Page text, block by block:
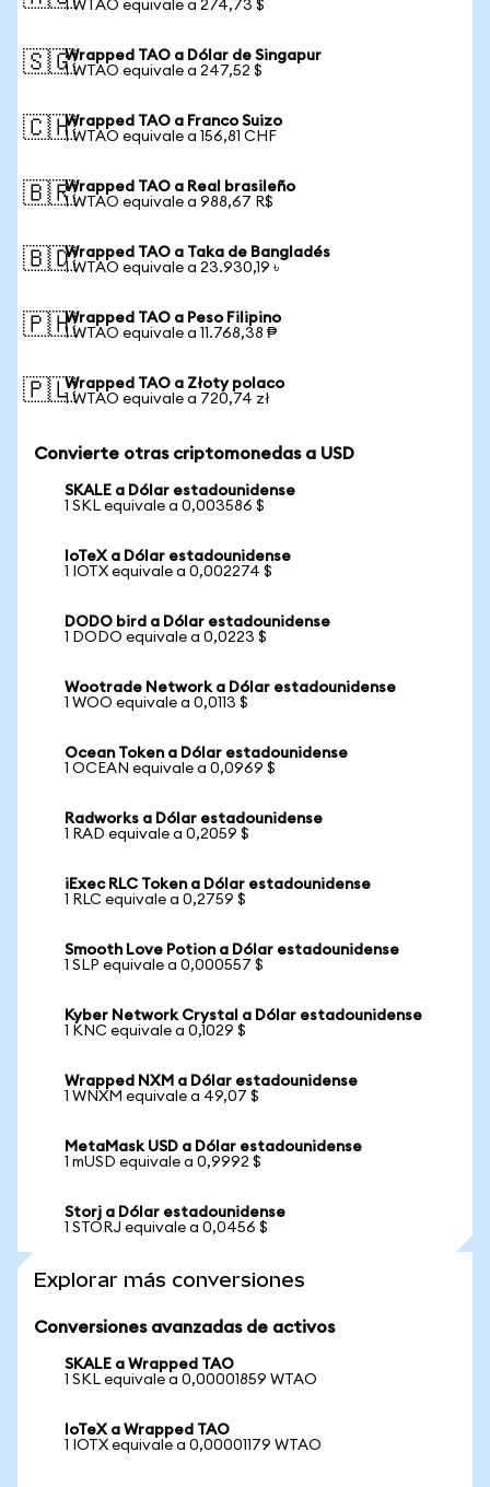
1 WTAO equivale a 274,73 $
🇸🇬Wrapped TAO a Dólar de Singapur
1 WTAO equivale a 247,52 $
🇨🇭Wrapped TAO a Franco Suizo
1 WTAO equivale a 156,81 CHF
🇧🇷Wrapped TAO a Real brasileño
1 WTAO equivale a 988,67 R$
🇧🇩Wrapped TAO a Taka de Bangladés
1 WTAO equivale a 23.930,19 ৳
🇵🇭Wrapped TAO a Peso Filipino
1 WTAO equivale a 11.768,38 ₱
🇵🇱Wrapped TAO a Złoty polaco
1 WTAO equivale a 720,74 zł
Convierte otras criptomonedas a USD
SKALE a Dólar estadounidense
1 SKL equivale a 0,003586 $
IoTeX a Dólar estadounidense
1 IOTX equivale a 0,002274 $
DODO bird a Dólar estadounidense
1 DODO equivale a 0,0223 $
Wootrade Network a Dólar estadounidense
1 WOO equivale a 0,0113 $
Ocean Token a Dólar estadounidense
1 OCEAN equivale a 0,0969 $
Radworks a Dólar estadounidense
1 RAD equivale a 0,2059 $
iExec RLC Token a Dólar estadounidense
1 RLC equivale a 0,2759 $
Smooth Love Potion a Dólar estadounidense
1 SLP equivale a 0,000557 $
Kyber Network Crystal a Dólar estadounidense
1 KNC equivale a 0,1029 $
Wrapped NXM a Dólar estadounidense
1 WNXM equivale a 49,07 $
MetaMask USD a Dólar estadounidense
1 mUSD equivale a 0,9992 $
Storj a Dólar estadounidense
1 STORJ equivale a 0,0456 $
Explorar más conversiones
Conversiones avanzadas de activos
SKALE a Wrapped TAO
1 SKL equivale a 0,00001859 WTAO
IoTeX a Wrapped TAO
1 IOTX equivale a 0,00001179 WTAO